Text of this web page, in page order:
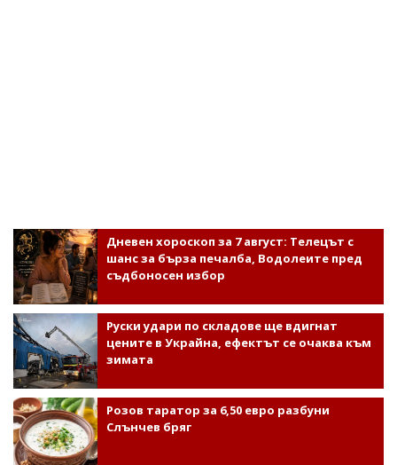
Дневен хороскоп за 7 август: Телецът с
шанс за бърза печалба, Водолеите пред
съдбоносен избор
Руски удари по складове ще вдигнат
цените в Украйна, ефектът се очаква към
зимата
Розов таратор за 6,50 евро разбуни
Слънчев бряг